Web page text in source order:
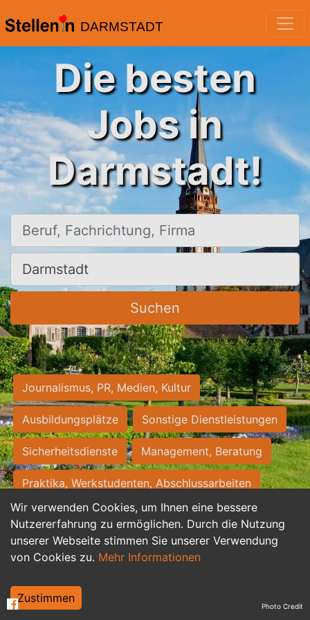
DARMSTADT
Wir verwenden Cookies, um Ihnen eine bessere
Nutzererfahrung zu ermöglichen. Durch die Nutzung
unserer Webseite stimmen Sie unserer Verwendung
von Cookies zu. Mehr Informationen
Zustimmen
Die besten
Jobs in
Darmstadt!
Beruf, Fachrichtung, Firma
Ort, Stadt
Suchen
Journalismus, PR, Medien, Kultur
Ausbildungsplätze Sonstige Dienstleistungen
Sicherheitsdienste Management, Beratung
Praktika, Werkstudenten, Abschlussarbeiten
Personalwesen Assistenz, Sekretariat
Hilfskräfte, Aushilfs- und Nebenjobs
Weiterbildung, Studium, duale Ausbildung Photo Credit